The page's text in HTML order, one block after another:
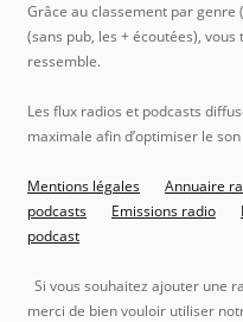
Grâce au classement par
(sans pub, les + écoutées),
ressemble.
Les flux radios et podcasts
maximale afin d’optimiser le
Mentions légales Annuaire
podcasts
Emissions radio
podcast
Si vous souhaitez ajouter une
merci de bien vouloir utiliser